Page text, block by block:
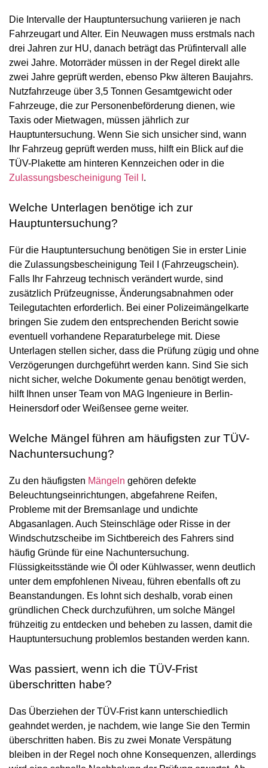
Die Intervalle der Hauptuntersuchung variieren je nach
Fahrzeugart und Alter. Ein Neuwagen muss erstmals nach
drei Jahren zur HU, danach beträgt das Prüfintervall alle
zwei Jahre. Motorräder müssen in der Regel direkt alle
zwei Jahre geprüft werden, ebenso Pkw älteren Baujahrs.
Nutzfahrzeuge über 3,5 Tonnen Gesamtgewicht oder
Fahrzeuge, die zur Personenbeförderung dienen, wie
Taxis oder Mietwagen, müssen jährlich zur
Hauptuntersuchung. Wenn Sie sich unsicher sind, wann
Ihr Fahrzeug geprüft werden muss, hilft ein Blick auf die
TÜV-Plakette am hinteren Kennzeichen oder in die
Zulassungsbescheinigung Teil I .
Welche Unterlagen benötige ich zur
Hauptuntersuchung?
Für die Hauptuntersuchung benötigen Sie in erster Linie
die Zulassungsbescheinigung Teil I (Fahrzeugschein).
Falls Ihr Fahrzeug technisch verändert wurde, sind
zusätzlich Prüfzeugnisse, Änderungsabnahmen oder
Teilegutachten erforderlich. Bei einer Polizeimängelkarte
bringen Sie zudem den entsprechenden Bericht sowie
eventuell vorhandene Reparaturbelege mit. Diese
Unterlagen stellen sicher, dass die Prüfung zügig und ohne
Verzögerungen durchgeführt werden kann. Sind Sie sich
nicht sicher, welche Dokumente genau benötigt werden,
hilft Ihnen unser Team von MAG Ingenieure in Berlin-
Heinersdorf oder Weißensee gerne weiter.
Welche Mängel führen am häufigsten zur TÜV-
Nachuntersuchung?
Zu den häufigsten Mängeln gehören defekte
Beleuchtungseinrichtungen, abgefahrene Reifen,
Probleme mit der Bremsanlage und undichte
Abgasanlagen. Auch Steinschläge oder Risse in der
Windschutzscheibe im Sichtbereich des Fahrers sind
häufig Gründe für eine Nachuntersuchung.
Flüssigkeitsstände wie Öl oder Kühlwasser, wenn deutlich
unter dem empfohlenen Niveau, führen ebenfalls oft zu
Beanstandungen. Es lohnt sich deshalb, vorab einen
gründlichen Check durchzuführen, um solche Mängel
frühzeitig zu entdecken und beheben zu lassen, damit die
Hauptuntersuchung problemlos bestanden werden kann.
Was passiert, wenn ich die TÜV-Frist
überschritten habe?
Das Überziehen der TÜV-Frist kann unterschiedlich
geahndet werden, je nachdem, wie lange Sie den Termin
überschritten haben. Bis zu zwei Monate Verspätung
bleiben in der Regel noch ohne Konsequenzen, allerdings